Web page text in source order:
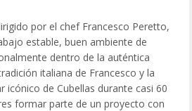
por el chef Francesco Peretto,
estable, buen ambiente de
dentro de la auténtica
italiana de Francesco y la
de Cubellas durante casi 60
formar parte de un proyecto con